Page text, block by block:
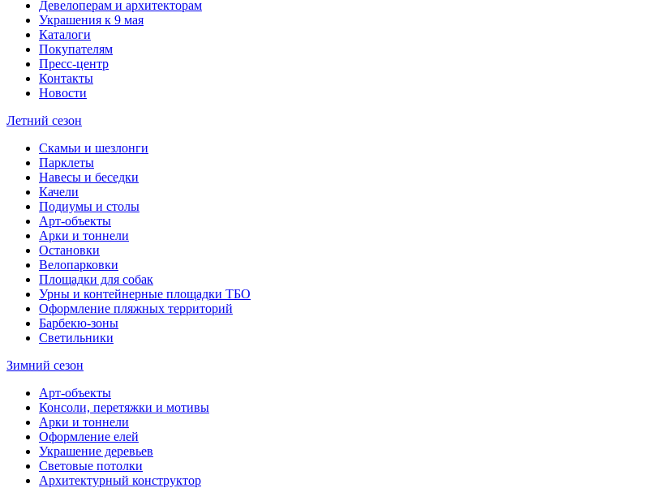
Девелоперам и архитекторам
Украшения к 9 мая
Каталоги
Покупателям
Пресс-центр
Контакты
Новости
Летний сезон
Скамьи и шезлонги
Парклеты
Навесы и беседки
Качели
Подиумы и столы
Арт-объекты
Арки и тоннели
Остановки
Велопарковки
Площадки для собак
Урны и контейнерные площадки ТБО
Оформление пляжных территорий
Барбекю-зоны
Светильники
Зимний сезон
Арт-объекты
Консоли, перетяжки и мотивы
Арки и тоннели
Оформление елей
Украшение деревьев
Световые потолки
Архитектурный конструктор